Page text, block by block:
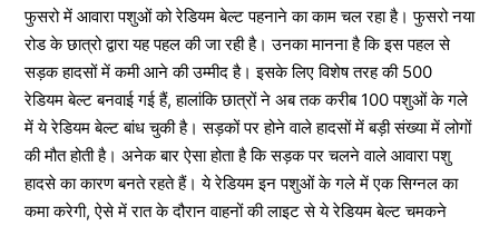
फुसरो में आवारा पशुओं को रेडियम बेल्ट पहनाने का काम चल रहा है। फुसरो नया
रोड के छात्रो द्वारा यह पहल की जा रही है। उनका मानना है कि इस पहल से
सड़क हादसों में कमी आने की उम्मीद है। इसके लिए विशेष तरह की 500
रेडियम बेल्ट बनवाई गई हैं, हालांकि छात्रों ने अब तक करीब 100 पशुओं के गले
में ये रेडियम बेल्ट बांध चुकी है। सड़कों पर होने वाले हादसों में बड़ी संख्या में लोगों
की मौत होती है। अनेक बार ऐसा होता है कि सड़क पर चलने वाले आवारा पशु
हादसे का कारण बनते रहते हैं। ये रेडियम इन पशुओं के गले में एक सिग्नल का
कमा करेगी, ऐसे में रात के दौरान वाहनों की लाइट से ये रेडियम बेल्ट चमकने